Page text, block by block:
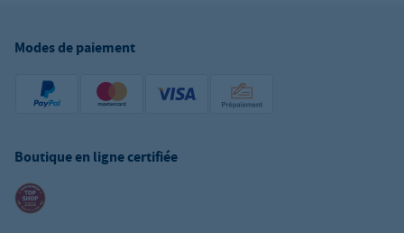
Modes de paiement
Boutique en ligne certifiée